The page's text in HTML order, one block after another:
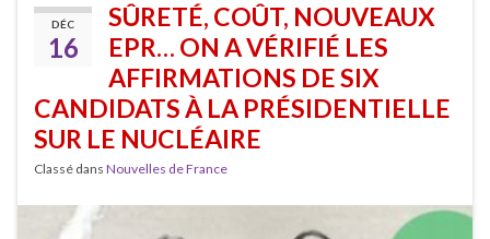
DÉC
16
SÛRETÉ, COÛT, NOUVEAUX
EPR… ON A VÉRIFIÉ LES
AFFIRMATIONS DE SIX
CANDIDATS À LA PRÉSIDENTIELLE
SUR LE NUCLÉAIRE
Classé dans Nouvelles de France